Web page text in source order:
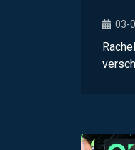
03-